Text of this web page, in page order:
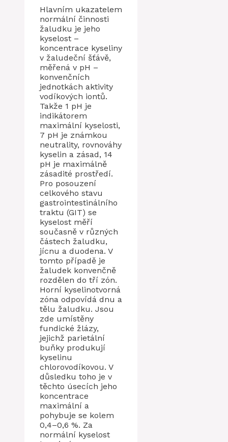
Hlavním ukazatelem
normální činnosti
žaludku je jeho
kyselost –
koncentrace kyseliny
v žaludeční šťávě,
měřená v pH –
konvenčních
jednotkách aktivity
vodíkových iontů.
Takže 1 pH je
indikátorem
maximální kyselosti,
7 pH je známkou
neutrality, rovnováhy
kyselin a zásad, 14
pH je maximálně
zásadité prostředí.
Pro posouzení
celkového stavu
gastrointestinálního
traktu (GIT) se
kyselost měří
současně v různých
částech žaludku,
jícnu a duodena. V
tomto případě je
žaludek konvenčně
rozdělen do tří zón.
Horní kyselinotvorná
zóna odpovídá dnu a
tělu žaludku. Jsou
zde umístěny
fundické žlázy,
jejichž parietální
buňky produkují
kyselinu
chlorovodíkovou. V
důsledku toho je v
těchto úsecích jeho
koncentrace
maximální a
pohybuje se kolem
0,4–0,6 %. Za
normální kyselost